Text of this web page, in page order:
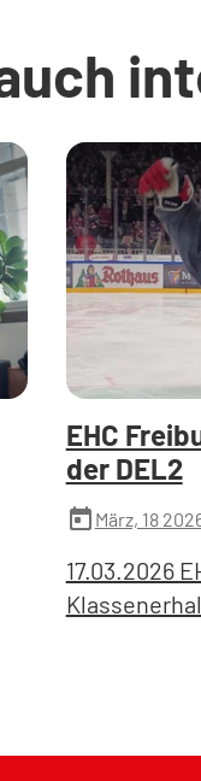
EHC
der DEL2
today März, 18
17.03.2026